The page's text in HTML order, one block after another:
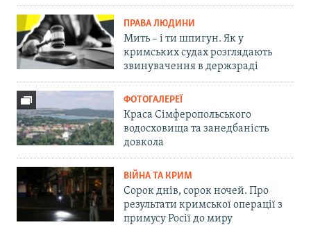
ПРАВА ЛЮДИНИ
Мить – і ти шпигун. Як у
кримських судах розглядають
звинувачення в держзраді
ФОТОГАЛЕРЕЇ
Краса Сімферопольського
водосховища та занедбаність
довкола
ВІЙНА ТА КРИМ
Сорок днів, сорок ночей. Про
результати кримської операції з
примусу Росії до миру